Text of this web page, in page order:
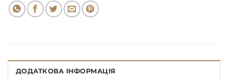
ДОДАТКОВА ІНФОРМАЦІЯ